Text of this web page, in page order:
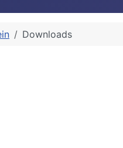
Downloads